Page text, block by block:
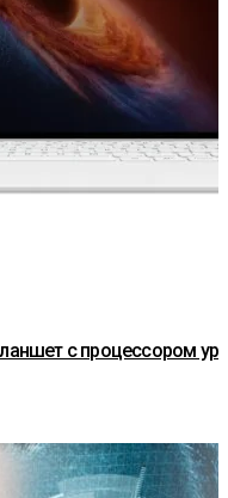
с процессором